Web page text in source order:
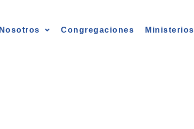
Nosotros Congregaciones Ministerios